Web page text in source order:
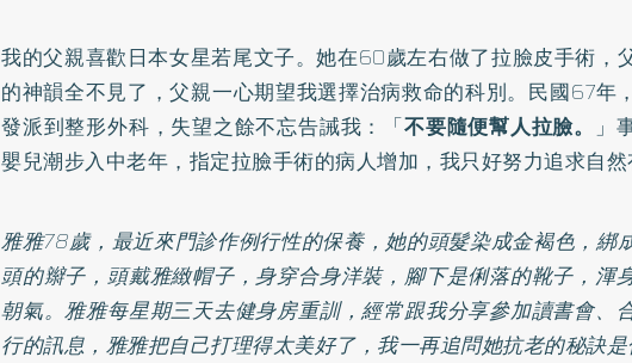
我的父親喜歡日本女星若尾文子。她在60歲左右做了拉臉皮手術，
的神韻全不見了，父親一心期望我選擇治病救命的科別。民國67年
發派到整形外科，失望之餘不忘告誡我：「不要隨便幫人拉臉。
」
嬰兒潮步入中老年，指定拉臉手術的病人增加，我只好努力追求自然
雅雅78歲，最近來門診作例行性的保養，她的頭髮染成金褐色，綁
頭的辮子，頭戴雅緻帽子，身穿合身洋裝，腳下是俐落的靴子，渾
朝氣。雅雅每星期三天去健身房重訓，經常跟我分享參加讀書會、
行的訊息，雅雅把自己打理得太美好了，我一再追問她抗老的秘訣